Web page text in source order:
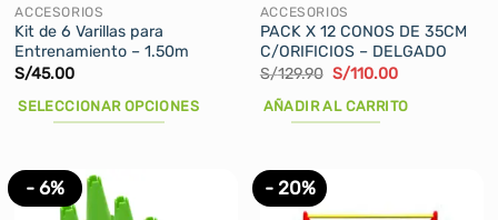
de
producto
de
producto
ACCESORIOS
Kit de 6 Varillas para
Entrenamiento – 1.50m
S/45.00
SELECCIONAR OPCIONES
tiene
múltiples
ACCESORIOS
PACK X 12 CONOS DE 35CM
C/ORIFICIOS – DELGADO
S/129.90 El
original
era:
S/110.00El
actual
AÑADIR AL CARRITO
- 6% - 20%